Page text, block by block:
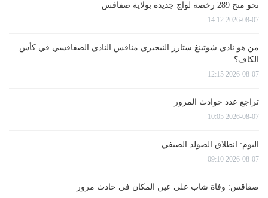
نحو منح 289 رخصة لواج جديدة بولاية صفاقس
2026-08-07 14:12
من هو نادي شوتينغ ستارز النيجيري منافس النادي الصفاقسي في كأس
الكاف؟
2026-08-07 12:15
تراجع عدد حوادث المرور
2026-08-07 10:05
اليوم: انطلاق الصولد الصيفي
2026-08-07 09:10
صفاقس: وفاة شاب على عين المكان في حادث مرور